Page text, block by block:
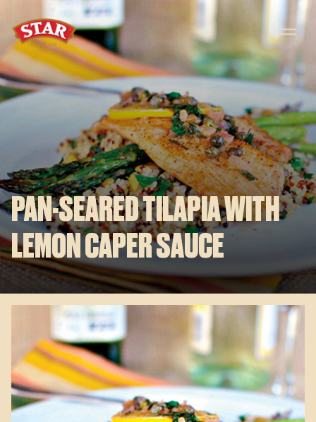
Skip to content
PAN-SEARED TILAPIA WITH
LEMON CAPER SAUCE